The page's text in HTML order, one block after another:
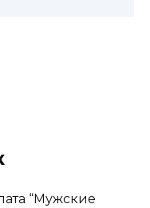
“Мужские